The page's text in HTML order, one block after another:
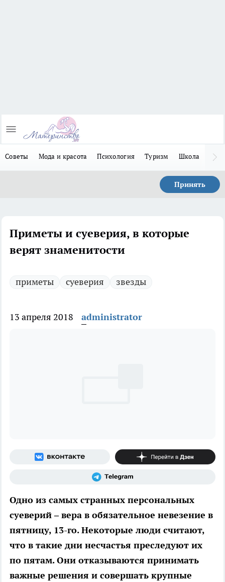
Советы Мода и красота Психология Туризм Школа
Принять
Приметы и суеверия, в которые
верят знаменитости
приметы суеверия звезды
13 апреля 2018 administrator
Одно из самых странных персональных
суеверий – вера в обязательное невезение в
пятницу, 13-го. Некоторые люди считают,
что в такие дни несчастья преследуют их
по пятам. Они отказываются принимать
важные решения и совершать крупные